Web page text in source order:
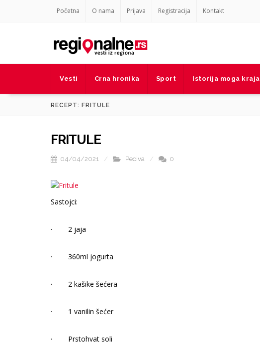
Početna O nama Prijava Registracija Kontakt
Vesti Crna hronika Sport Istorija moga kraja
RECEPT: FRITULE
FRITULE
04/04/2021 Peciva 0
Sastojci:
· 2 jaja
· 360ml jogurta
· 2 kašike šećera
· 1 vanilin šećer
· Prstohvat soli